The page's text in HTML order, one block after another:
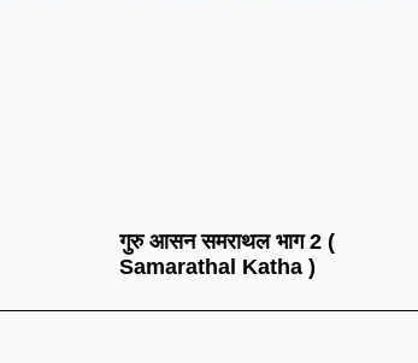
गुरु आसन समराथल भाग 2 (
Samarathal Katha )